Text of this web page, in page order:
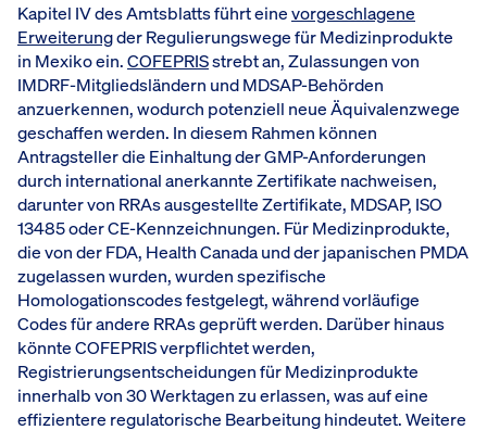
Kapitel IV des Amtsblatts führt einevorgeschlagene
Erweiterungder Regulierungswege für Medizinprodukte
in Mexiko ein.COFEPRISstrebt an, Zulassungen von
IMDRF-Mitgliedsländern und MDSAP-Behörden
anzuerkennen, wodurch potenziell neue Äquivalenzwege
geschaffen werden. In diesem Rahmen können
Antragsteller die Einhaltung der GMP-Anforderungen
durch international anerkannte Zertifikate nachweisen,
darunter von RRAs ausgestellte Zertifikate, MDSAP, ISO
13485 oder CE-Kennzeichnungen. Für Medizinprodukte,
die von der FDA, Health Canada und der japanischen PMDA
zugelassen wurden, wurden spezifische
Homologationscodes festgelegt, während vorläufige
Codes für andere RRAs geprüft werden. Darüber hinaus
könnte COFEPRIS verpflichtet werden,
Registrierungsentscheidungen für Medizinprodukte
innerhalb von 30 Werktagen zu erlassen, was auf eine
effizientere regulatorische Bearbeitung hindeutet. Weitere